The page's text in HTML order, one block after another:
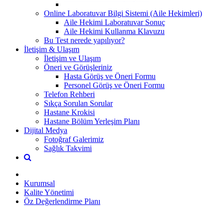
Online Laboratuvar Bilgi Sistemi (Aile Hekimleri)
Aile Hekimi Laboratuvar Sonuç
Aile Hekimi Kullanma Klavuzu
Bu Test nerede yapılıyor?
İletişim & Ulaşım
İletişim ve Ulaşım
Öneri ve Görüşleriniz
Hasta Görüş ve Öneri Formu
Personel Görüş ve Öneri Formu
Telefon Rehberi
Sıkça Sorulan Sorular
Hastane Krokisi
Hastane Bölüm Yerleşim Planı
Dijital Medya
Fotoğraf Galerimiz
Sağlık Takvimi
Kurumsal
Kalite Yönetimi
Öz Değerlendirme Planı